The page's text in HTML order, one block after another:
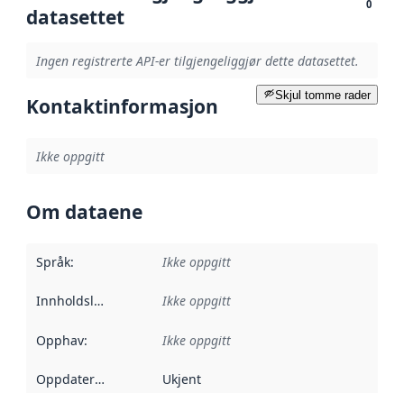
datasettet
0
Ingen registrerte API-er tilgjengeliggjør dette datasettet.
Skjul tomme rader
Kontaktinformasjon
Ikke oppgitt
Om dataene
Språk: Ikke oppgitt
Innholdsleverandører :
Ikke oppgitt
Opphav: Ikke oppgitt
Oppdateringsfrekvens :
Ukjent